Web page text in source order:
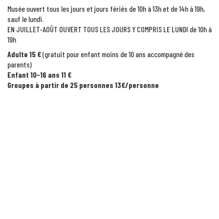
Musée ouvert tous les jours et jours fériés de 10h à 13h et de 14h à 19h,
sauf le lundi.
EN JUILLET-AOÛT OUVERT TOUS LES JOURS Y COMPRIS LE LUNDI de 10h à
19h
Adulte 15 €(gratuit pour enfant moins de 10 ans accompagné des
parents)
Enfant 10-16 ans 11 €
Groupes à partir de 25 personnes 13€/personne